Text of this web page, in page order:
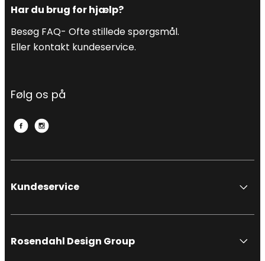
Har du brug for hjælp?
Besøg FAQ- Ofte stillede spørgsmål.
Eller kontakt kundeservice.
Følg os på
Kundeservice
Rosendahl Design Group